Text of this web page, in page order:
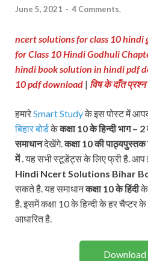
June 5, 2021 - 4 Comments.
ncert solutions for class 10 hindi
for Class 10 Hindi Godhuli
hindi book solution in hindi pdf
10 pdf download | विष के दाँत
हमारेSmart Studyके इस पोस्ट में
बिहार बोर्डकेकक्षा 10 के हिन्दी भाग –
समाधानदेखेंगे.कक्षा 10 की पाठ्यपुस्तक
में. यह सभी स्टूडेंट्स के लिए फ्री है. आप
Hindi Ncert Solutions Bihar
सकते है. यह समाधानकक्षा 10 के हिंदीके
है. इसमें कक्षा 10 के हिन्दी के हर चैप्टर
आधारित है.
Download